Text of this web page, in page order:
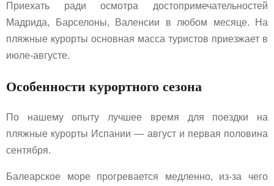
Приехать ради осмотра достопримечательностей
Мадрида, Барселоны, Валенсии в любом месяце. На
пляжные курорты основная масса туристов приезжает в
июле-августе.
Особенности курортного сезона
По нашему опыту лучшее время для поездки на
пляжные курорты Испании — август и первая половина
сентября.
Балеарское море прогревается медленно, из-за чего